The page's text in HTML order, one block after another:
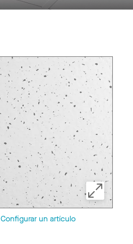
Configurar un artículo